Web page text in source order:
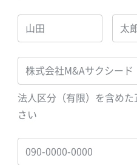
法人区分（有限）を含め
さい